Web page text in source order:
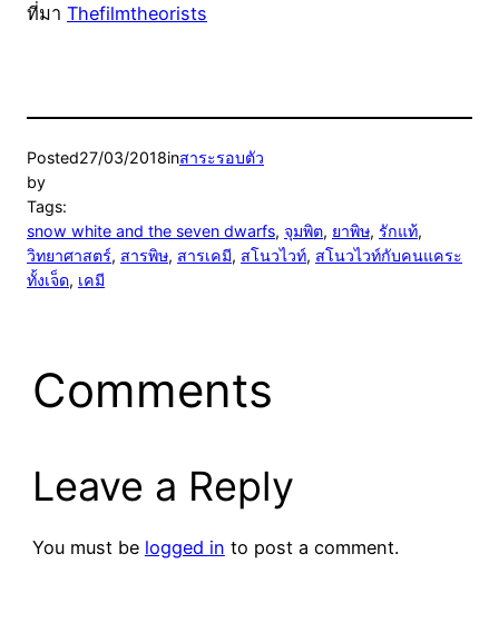
ที่มา Thefilmtheorists
Posted27/03/2018inสาระรอบตัว
by
Tags:
snow white and the seven dwarfs, จุมพิต, ยาพิษ, รักแท้
วิทยาศาสตร์, สารพิษ, สารเคมี, สโนวไวท์, สโนวไวท์กับคนแคระ
ทั้งเจ็ด, เคมี
Comments
Leave a Reply
You must be logged in to post a comment.